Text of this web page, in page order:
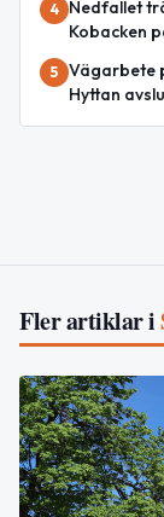
4
Nedfallet
Kobacken
5 Vägarbete
Hyttan
Fler artiklar i